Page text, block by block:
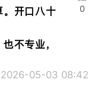
。开口八十
不专业，
2026-05-03 08:42
0